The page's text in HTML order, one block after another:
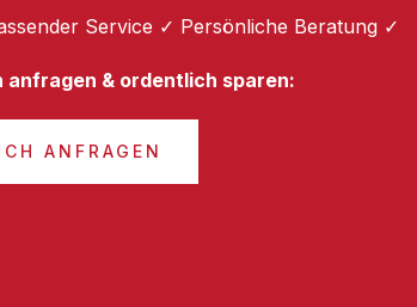
Service ✓ Persönliche Beratung ✓
& ordentlich sparen:
ANFRAGEN